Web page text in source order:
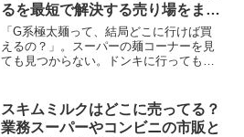
るを最短で解決する売り場をまと
めました！
「G系極太麺って、結局どこに行けば買
えるの？」。スーパーの麺コーナーを見
ても見つからない。ドンキに行っても棚
打ちしづらいタイプです。そのため、取
り扱いが少ない／店舗や時...
スキムミルクはどこに売ってる？
業務スーパーやコンビニの市販と